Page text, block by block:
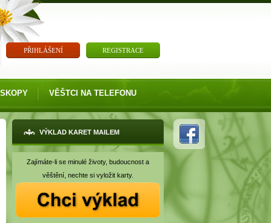
PŘIHLÁŠENÍ REGISTRACE
VĚŠTCI NA TELEFONU
VÝKLAD KARET MAILEM
Zajímáte-li se minulé životy, budoucnost a
věštění, nechte si vyložit karty.